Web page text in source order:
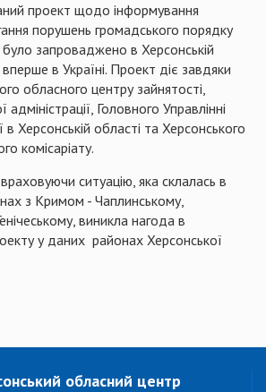
проект щодо інформування
порушень громадського порядку
запроваджено в Херсонській
в Україні. Проект діє завдяки
обласного центру зайнятості,
Головного Управлінні
в Херсонській області та Херсонського
комісаріату.
ситуацію, яка склалась в
з Кримом - Чаплинському,
виникла нагода в
у даних районах Херсонської
обласний центр